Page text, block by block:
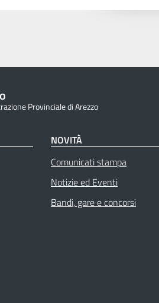
Provinciale di Arezzo
NOVITÀ
Comunicati stampa
Notizie ed Eventi
Bandi, gare e concorsi